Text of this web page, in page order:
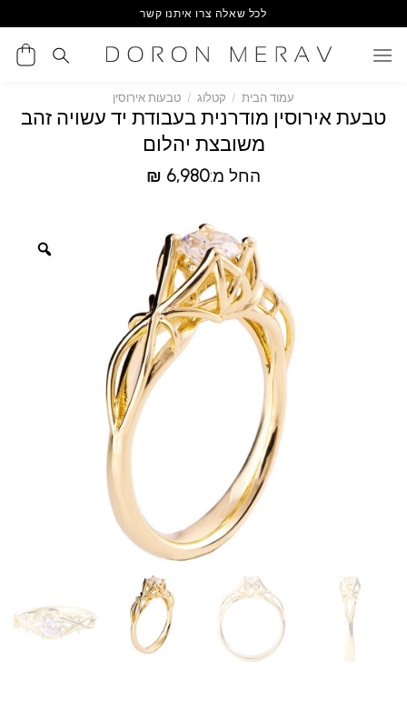
to
content
לכל שאלה צרו איתנו קשר
עמוד הבית / קטלוג / טבעות אירוסין
טבעת אירוסין מודרנית בעבודת יד עשויה זהב
משובצת יהלום
החל מ: ₪ 6,980